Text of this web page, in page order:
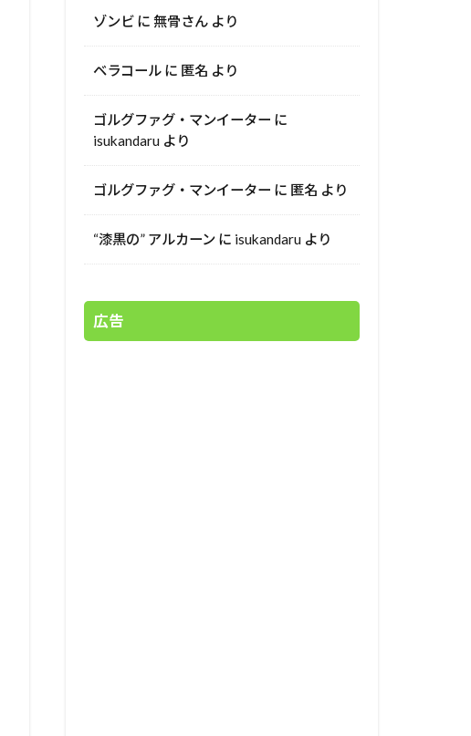
ゾンビ に 無骨さん より
ベラコール に 匿名 より
ゴルグファグ・マンイーター に
isukandaru より
ゴルグファグ・マンイーター に 匿名 より
“漆黒の” アルカーン に isukandaru より
広告